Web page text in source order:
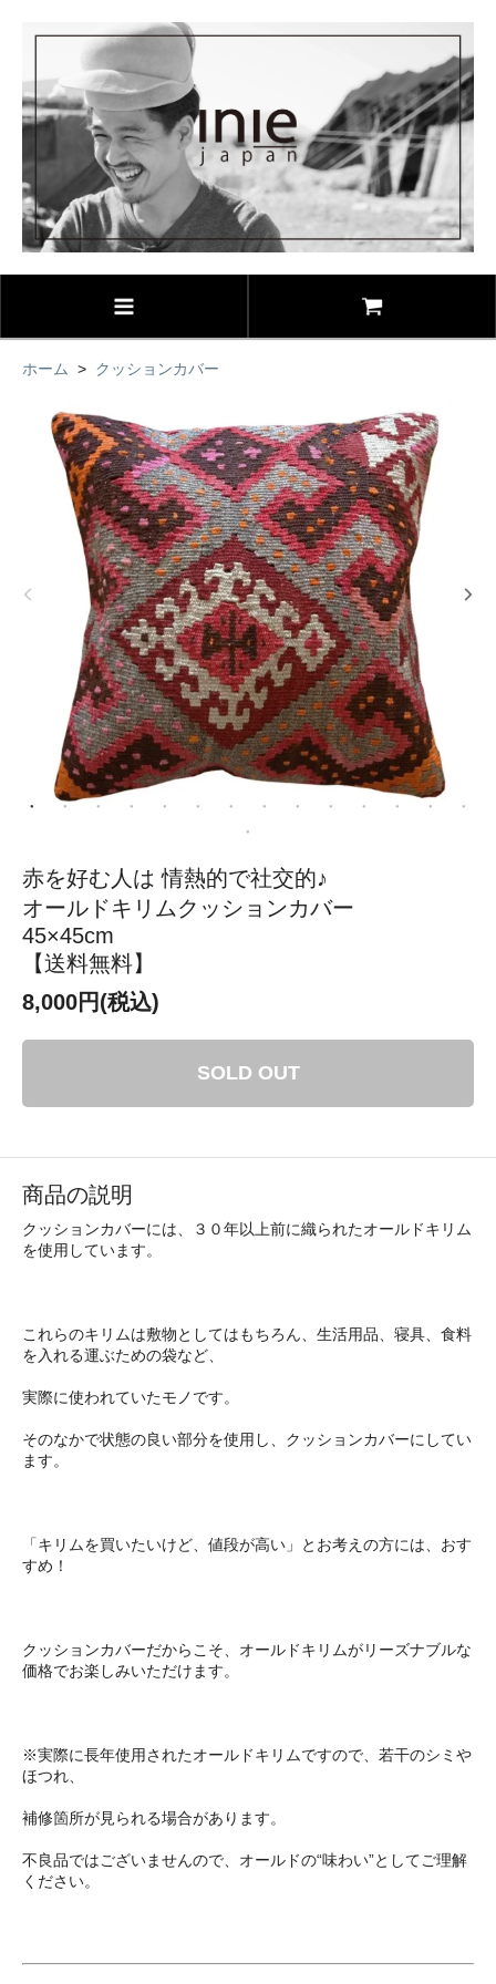
ホーム > クッションカバー
赤を好む人は 情熱的で社交的♪
オールドキリムクッションカバー
45×45cm
【送料無料】
8,000円(税込)
SOLD OUT
商品の説明
クッションカバーには、３０年以上前に織られたオールドキリム
を使用しています。
これらのキリムは敷物としてはもちろん、生活用品、寝具、食料
を入れる運ぶための袋など、
実際に使われていたモノです。
そのなかで状態の良い部分を使用し、クッションカバーにしてい
ます。
「キリムを買いたいけど、値段が高い」とお考えの方には、おす
すめ！
クッションカバーだからこそ、オールドキリムがリーズナブルな
価格でお楽しみいただけます。
※実際に長年使用されたオールドキリムですので、若干のシミや
ほつれ、
補修箇所が見られる場合があります。
不良品ではございませんので、オールドの“味わい”としてご理解
ください。